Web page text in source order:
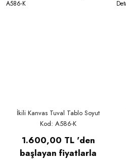
İkili Kanvas Tuval Tablo Soyut
Kod: A586-K
1.600,00 TL 'den
başlayan fiyatlarla